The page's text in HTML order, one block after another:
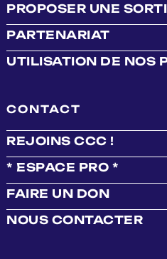
PROPOSER UNE
PARTENARIAT
UTILISATION DE NOS
CONTACT
REJOINS CCC !
* ESPACE PRO *
FAIRE UN DON
NOUS CONTACTER